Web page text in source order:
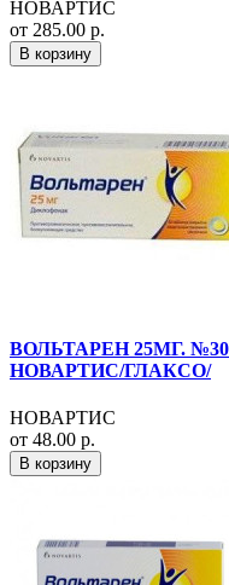
НОВАРТИС
от 285.00 р.
В корзину
ВОЛЬТАРЕН 25МГ.
НОВАРТИС/ГЛАКСО/
НОВАРТИС
от 48.00 р.
В корзину